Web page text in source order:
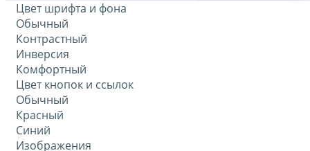
Цвет шрифта и фона
Обычный
Контрастный
Инверсия
Комфортный
Цвет кнопок и ссылок
Обычный
Красный
Синий
Изображения